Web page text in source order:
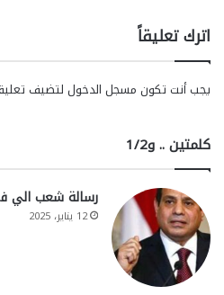
اترك تعليقاً
يجب أنت تكون مسجل الدخول لتضيف
كلمتين .. و1/2
رسالة شعب الي
12 يناير، 2025